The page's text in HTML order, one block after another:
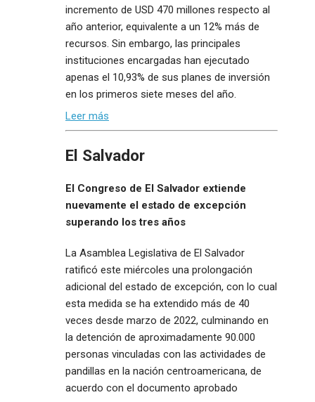
incremento de USD 470 millones respecto al
año anterior, equivalente a un 12% más de
recursos. Sin embargo, las principales
instituciones encargadas han ejecutado
apenas el 10,93% de sus planes de inversión
en los primeros siete meses del año.
Leer más
El Salvador
El Congreso de El Salvador extiende
nuevamente el estado de excepción
superando los tres años
La Asamblea Legislativa de El Salvador
ratificó este miércoles una prolongación
adicional del estado de excepción, con lo cual
esta medida se ha extendido más de 40
veces desde marzo de 2022, culminando en
la detención de aproximadamente 90.000
personas vinculadas con las actividades de
pandillas en la nación centroamericana, de
acuerdo con el documento aprobado